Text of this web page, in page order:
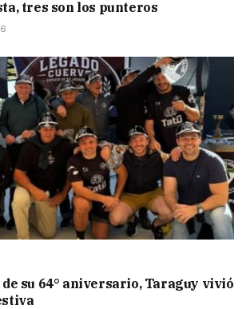
tres son los punteros
su 64° aniversario, Taraguy vivió